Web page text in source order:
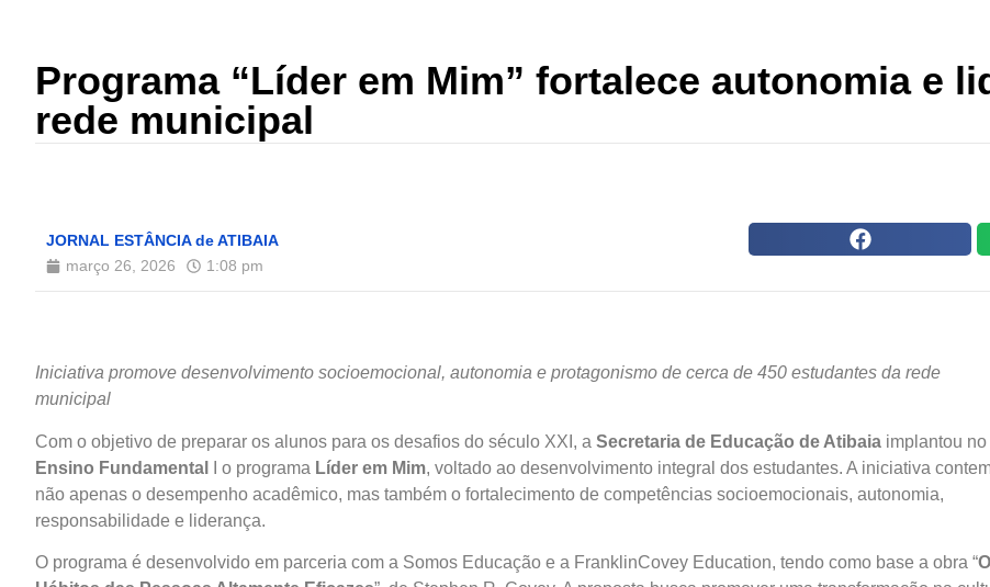
Programa “Líder em Mim” fortalece autonomia e
rede municipal
JORNAL ESTÂNCIA de ATIBAIA
março 26, 2026
1:08 pm
Iniciativa promove desenvolvimento socioemocional, autonomia e protagonismo de cerca de 450 estudantes da rede
municipal
Com o objetivo de preparar os alunos para os desafios do século XXI, a Secretaria de Educação de Atibaia implantou no
Ensino Fundamental
I o programa Líder em Mim, voltado ao desenvolvimento integral dos estudantes. A iniciativa
não apenas o desempenho acadêmico, mas também o fortalecimento de competências socioemocionais, autonomia,
responsabilidade e liderança.
O programa é desenvolvido em parceria com a Somos Educação e a FranklinCovey Education, tendo como base a obra “